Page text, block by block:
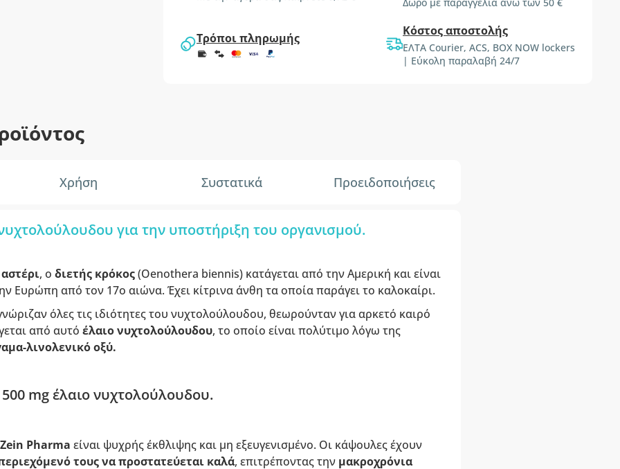
Τρόποι πληρωμής Κόστος αποστολής
ΕΛΤΑ Courier, ACS, BOX NOW lockers
| Εύκολη παραλαβή 24/7
Χρήση Συστατικά Προειδοποιήσεις
για την υποστήριξη του οργανισμού.
, ο διετής κρόκος(Oenothera biennis) κατάγεται από την Αμερική και είναι
Ευρώπη από τον 17ο αιώνα. Έχει κίτρινα άνθη τα οποία παράγει το καλοκαίρι.
όλες τις ιδιότητες του νυχτολούλουδου, θεωρούνταν για αρκετό καιρό
από αυτό έλαιο νυχτολούλουδου, το οποίο είναι πολύτιμο λόγω της
λινολενικό οξύ.
mg έλαιο νυχτολούλουδου.
Pharma είναι ψυχρής έκθλιψης και μη εξευγενισμένο. Οι κάψουλες έχουν
τους να προστατεύεται καλά, επιτρέποντας την μακροχρόνια